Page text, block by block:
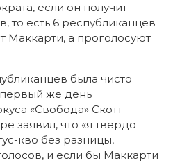
если он получит
то есть 6 республиканцев
Маккарти, а проголосуют
была чисто
первый же день
«Свобода» Скотт
заявил, что «я твердо
кво без разницы,
и если бы Маккарти